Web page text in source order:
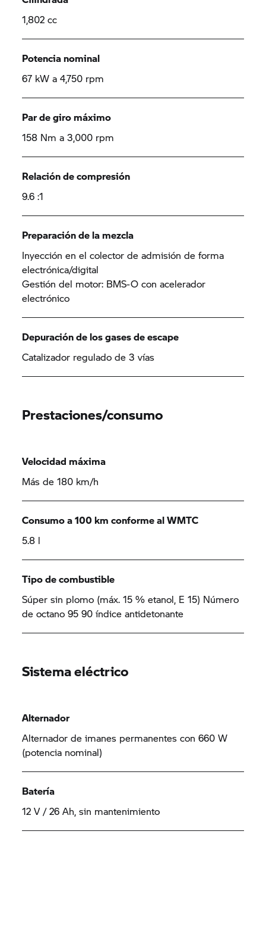
1,802 cc
Potencia nominal
67 kW a 4,750 rpm
Par de giro máximo
158 Nm a 3,000 rpm
Relación de compresión
9.6 :1
Preparación de la mezcla
Inyección en el colector de admisión de forma
electrónica/digital
Gestión del motor: BMS-O con acelerador
electrónico
Depuración de los gases de escape
Catalizador regulado de 3 vías
Prestaciones/consumo
Velocidad máxima
Más de 180 km/h
Consumo a 100 km conforme al WMTC
5.8 l
Tipo de combustible
Súper sin plomo (máx. 15 % etanol, E 15) Número
de octano 95 90 índice antidetonante
Sistema eléctrico
Alternador
Alternador de imanes permanentes con 660 W
(potencia nominal)
Batería
12 V / 26 Ah, sin mantenimiento